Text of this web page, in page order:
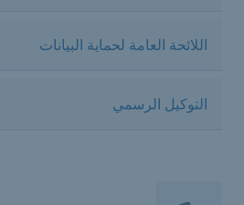
اللائحة العامة لحماية البيانات
التوكيل الرسمي